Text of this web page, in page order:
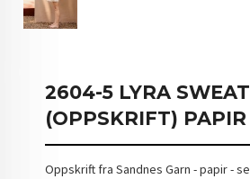
2604-5 LYRA
(OPPSKRIFT) PAPIR
Oppskrift fra Sandnes Garn - papir -